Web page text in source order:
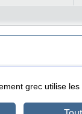
& Access
grec utilise